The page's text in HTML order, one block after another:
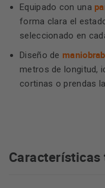
Equipado con una
forma clara el
seleccionado en
Diseño de
metros de longitud,
cortinas o prendas
Características